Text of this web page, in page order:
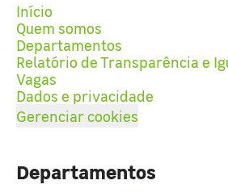
Início
Quem somos
Departamentos
Relatório de Transparência e
Vagas
Dados e privacidade
Gerenciar cookies
Departamentos